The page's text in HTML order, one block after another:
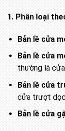
1. Phân loại
Bản lề cửa
Bản lề cửa
thường là
Bản lề cửa
cửa trượt
Bản lề cửa